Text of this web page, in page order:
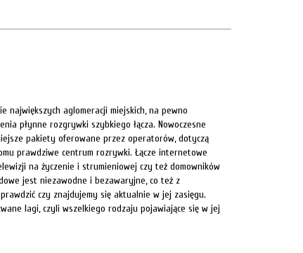
aglomeracji miejskich, na pewno
płynne rozgrywki szybkiego łącza. Nowoczesne
pakiety oferowane przez operatorów, dotyczą
prawdziwe centrum rozrywki. Łącze internetowe
na życzenie i strumieniowej czy też domowników
jest niezawodne i bezawaryjne, co też z
czy znajdujemy się aktualnie w jej zasięgu.
lagi, czyli wszelkiego rodzaju pojawiające się w jej